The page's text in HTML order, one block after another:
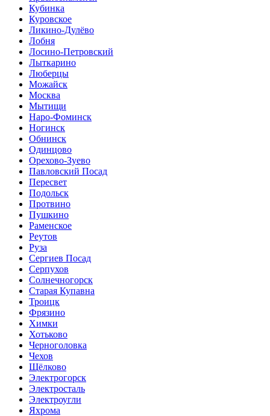
Кубинка
Куровское
Ликино-Дулёво
Лобня
Лосино-Петровский
Лыткарино
Люберцы
Можайск
Москва
Мытищи
Наро-Фоминск
Ногинск
Обнинск
Одинцово
Орехово-Зуево
Павловский Посад
Пересвет
Подольск
Протвино
Пушкино
Раменское
Реутов
Руза
Сергиев Посад
Серпухов
Солнечногорск
Старая Купавна
Троицк
Фрязино
Химки
Хотьково
Черноголовка
Чехов
Щёлково
Электрогорск
Электросталь
Электроугли
Яхрома